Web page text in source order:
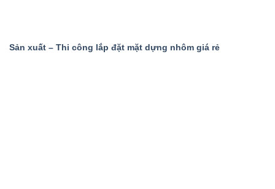
Sản xuất – Thi công lắp đặt mặt dựng nhôm giá rẻ